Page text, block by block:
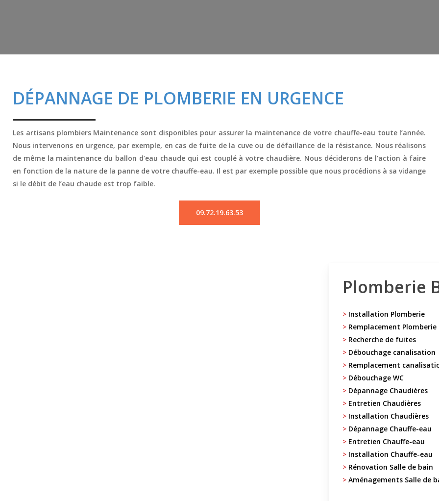
DÉPANNAGE DE PLOMBERIE EN URGENCE
Les artisans plombiers Maintenance sont disponibles pour assurer la maintenance de votre chauffe-eau toute l’année.
Nous intervenons en urgence, par exemple, en cas de fuite de la cuve ou de défaillance de la résistance. Nous réalisons
de même la maintenance du ballon d’eau chaude qui est couplé à votre chaudière. Nous déciderons de l’action à faire
en fonction de la nature de la panne de votre chauffe-eau. Il est par exemple possible que nous procédions à sa vidange
si le débit de l’eau chaude est trop faible.
09.72.19.63.53
Plomberie
>Installation Plomberie
>Remplacement Plomberie
>Recherche de fuites
>Débouchage canalisation
>Remplacement
>Débouchage WC
>Dépannage Chaudières
>Entretien Chaudières
>Installation Chaudières
>Dépannage Chauffe-eau
>Entretien Chauffe-eau
>Installation Chauffe-eau
>Rénovation Salle de bain
>Aménagements Salle de